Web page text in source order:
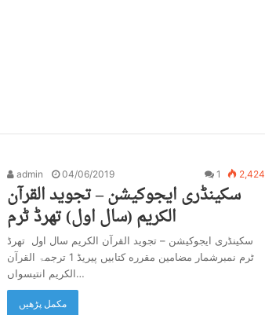
admin 04/06/2019 1 2,424
سکینڈری ایجوکیشن – تجوید القرآن
الکریم (سال اول) تھرڈ ٹرم
سکینڈری ایجوکیشن – تجوید القرآن الکریم سال اول تھرڈ
ٹرم نمبرشمار مضامین مقرره کتابیں پیریڈ 1 ترجمۃ القرآن
الکریم انتیسواں…
مکمل پڑھیں